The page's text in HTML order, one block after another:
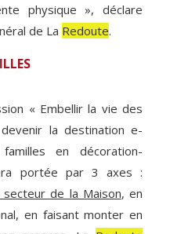
physique », déclare
de La Redoute.
« Embellir la vie des
la destination e-
en décoration-
portée par 3 axes :
de la Maison, en
en faisant monter en